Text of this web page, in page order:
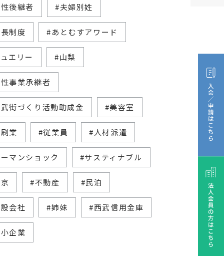
後継者 #夫婦別姓
制度 #あとむすアワード
エリー #山梨
事業承継者
街づくり活動助成金 #美容室
業 #従業員 #人材派遣
マンショック #サスティナブル
#不動産 #民泊
会社 #姉妹 #西武信用金庫
企業